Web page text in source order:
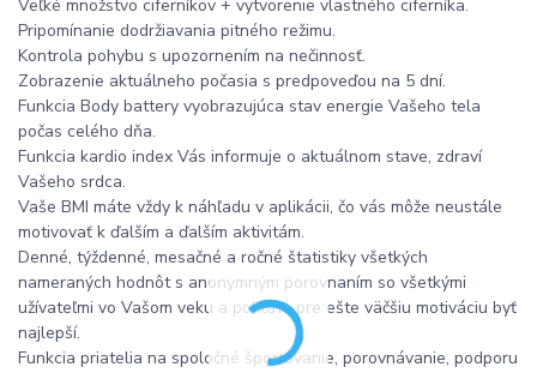
Veľké množstvo ciferníkov + vytvorenie vlastného ciferníka.
Pripomínanie dodržiavania pitného režimu.
Kontrola pohybu s upozornením na nečinnosť.
Zobrazenie aktuálneho počasia s predpoveďou na 5 dní.
Funkcia Body battery vyobrazujúca stav energie Vašeho tela
počas celého dňa.
Funkcia kardio index Vás informuje o aktuálnom stave, zdraví
Vašeho srdca.
Vaše BMI máte vždy k náhľadu v aplikácii, čo vás môže neustále
motivovať k ďalším a ďalším aktivitám.
Denné, týždenné, mesačné a ročné štatistiky všetkých
nameraných hodnôt s anonymným porovnaním so všetkými
užívateľmi vo Vašom veku a pohlaví, pre ešte väčšiu motiváciu byť
najlepší.
Funkcia priatelia na spoločné športovanie, porovnávanie, podporu